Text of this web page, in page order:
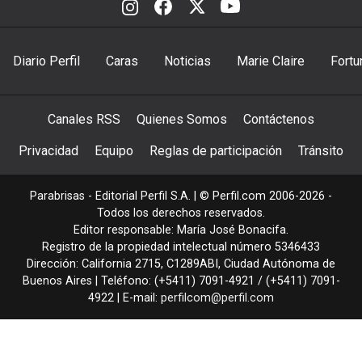
Diario Perfil Caras Noticias Marie Claire
Canales RSS Quienes Somos Contáctenos
Privacidad Equipo Reglas de participación Tránsito
Parabrisas - Editorial Perfil S.A. | © Perfil.com 2006-2026 -
Todos los derechos reservados.
Editor responsable: María José Bonacifa.
Registro de la propiedad intelectual número 5346433
Dirección: California 2715, C1289ABI , Ciudad Autónoma de
Buenos Aires | Teléfono: (+5411) 7091-4921 / (+5411) 7091-
4922 | E-mail: perfilcom@perfil.com